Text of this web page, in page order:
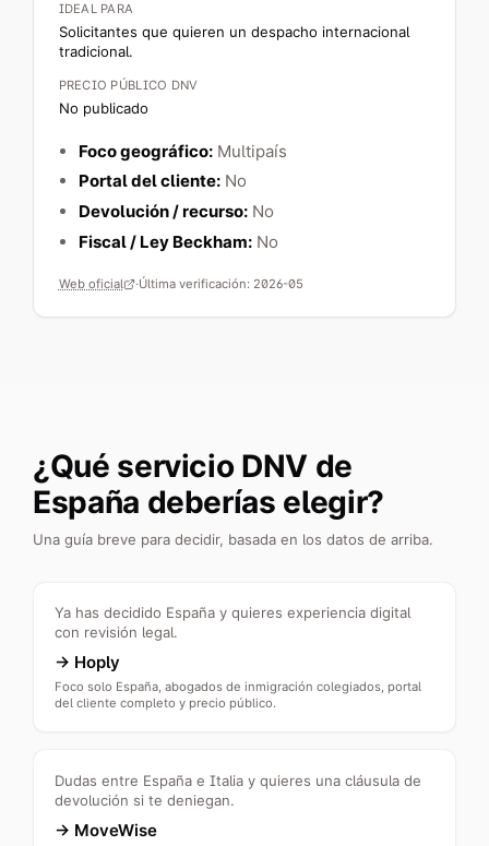
IDEAL PARA
Solicitantes que quieren un despacho internacional
tradicional.
PRECIO PÚBLICO DNV
No publicado
Foco geográfico: Multipaís
Portal del cliente: No
Devolución / recurso: No
Fiscal / Ley Beckham: No
Web oficial ·Última verificación: 2026-05
¿Qué servicio DNV de
España deberías elegir?
Una guía breve para decidir, basada en los datos de arriba.
Ya has decidido España y quieres experiencia digital
con revisión legal.
→ Hoply
Foco solo España, abogados de inmigración colegiados, portal
del cliente completo y precio público.
Dudas entre España e Italia y quieres una cláusula de
devolución si te deniegan.
→ MoveWise